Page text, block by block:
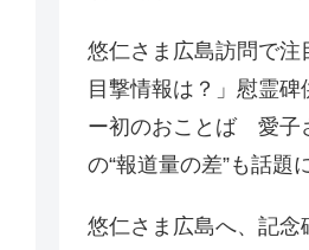
悠仁さま広島訪問で注
目撃情報は？」慰霊碑
ー初のおことば 愛子
の“報道量の差”も話題
悠仁さま広島へ、記念